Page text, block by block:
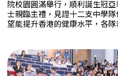
院校園圓滿舉行，順利誕生冠
士親臨主禮，見證十二支中學
望能提升香港的健康水平，各